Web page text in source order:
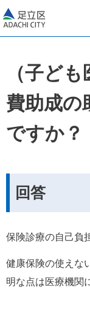
（子ど
費助成の
ですか？
回答
保険診療の自己負
健康保険の使えな
明な点は医療機関